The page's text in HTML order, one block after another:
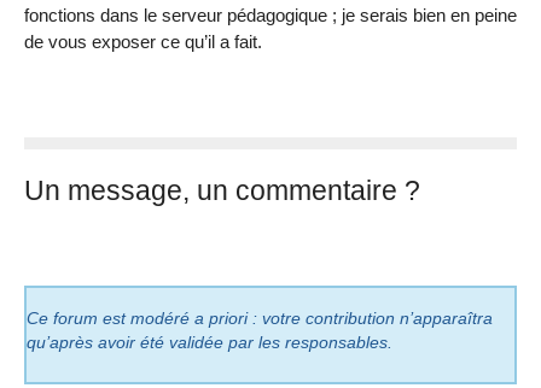
fonctions dans le serveur pédagogique ; je serais bien en peine
de vous exposer ce qu’il a fait.
Un message, un commentaire ?
Ce forum est modéré a priori : votre contribution n’apparaîtra
qu’après avoir été validée par les responsables.